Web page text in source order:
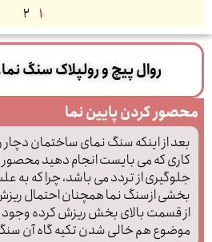
1
2
روال پیچ و رولپلاک سنگ
محصور کردن پایین نما
بعد از اینکه سنگ نمای ساختمان
کاری که می بایست انجام دهید محصور
جلوگیری از تردد می باشد، چرا که به
بخشی ازسنگ نما همچنان احتمال
از قسمت بالای بخش ریزش کرده وجود
موضوع هم خالی شدن تکیه گاه آن